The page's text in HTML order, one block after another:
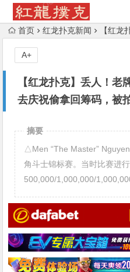
首页 红龙扑克新闻 【红龙扑克】
【红龙扑克】丢人！老
去庆祝偷拿回筹码，被
A+
摘要
△Men “The Master”
角斗士锦标赛。当时比赛进
500,000/1,000,000/